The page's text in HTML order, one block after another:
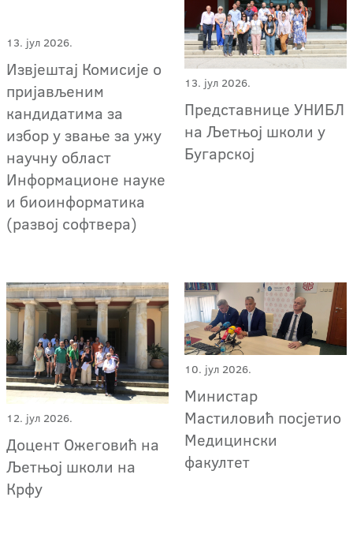
13. јул 2026.
Извјештај Комисије о
пријављеним
кандидатима за
избор у звање за ужу
научну област
Информационе науке
и биоинформатика
(развој софтвера)
13. јул 2026.
Представнице УНИБЛ
на Љетњој школи у
Бугарској
12. јул 2026.
Доцент Ожеговић на
Љетњој школи на
Крфу
10. јул 2026.
Министар
Мастиловић посјетио
Медицински
факултет